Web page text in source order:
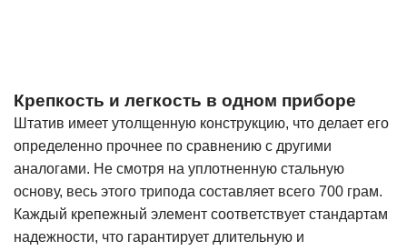
Крепкость и легкость в одном приборе
Штатив имеет утолщенную конструкцию, что делает его
определенно прочнее по сравнению с другими
аналогами. Не смотря на уплотненную стальную
основу, весь этого трипода составляет всего 700 грам.
Каждый крепежный элемент соответствует стандартам
надежности, что гарантирует длительную и